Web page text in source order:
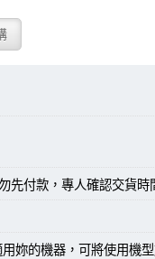
先付款，專人確認交貨時
用妳的機器，可將使用機